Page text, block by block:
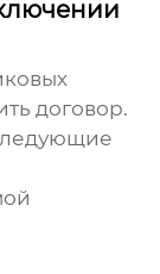
договор.